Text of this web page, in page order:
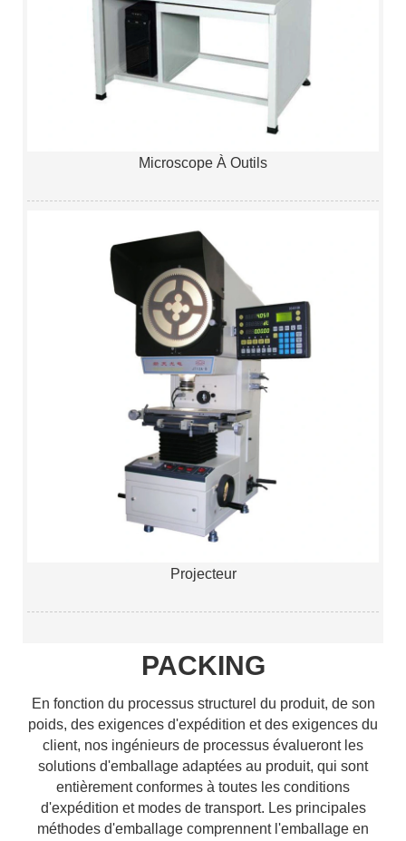
Microscope À Outils
Projecteur
PACKING
En fonction du processus structurel du produit, de son
poids, des exigences d'expédition et des exigences du
client, nos ingénieurs de processus évalueront les
solutions d'emballage adaptées au produit, qui sont
entièrement conformes à toutes les conditions
d'expédition et modes de transport. Les principales
méthodes d'emballage comprennent l'emballage en